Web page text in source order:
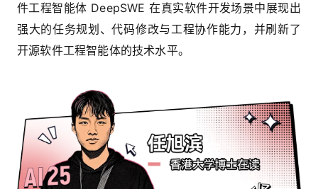
件工程智能体 DeepSWE 在真实软件开发场景中展现出
强大的任务规划、代码修改与工程协作能力，并刷新了
开源软件工程智能体的技术水平。